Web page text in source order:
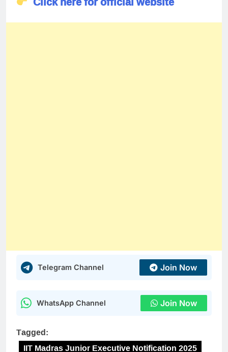
Telegram Channel Join Now
WhatsApp Channel Join Now
Tagged:
IIT Madras Junior Executive Notification 2025